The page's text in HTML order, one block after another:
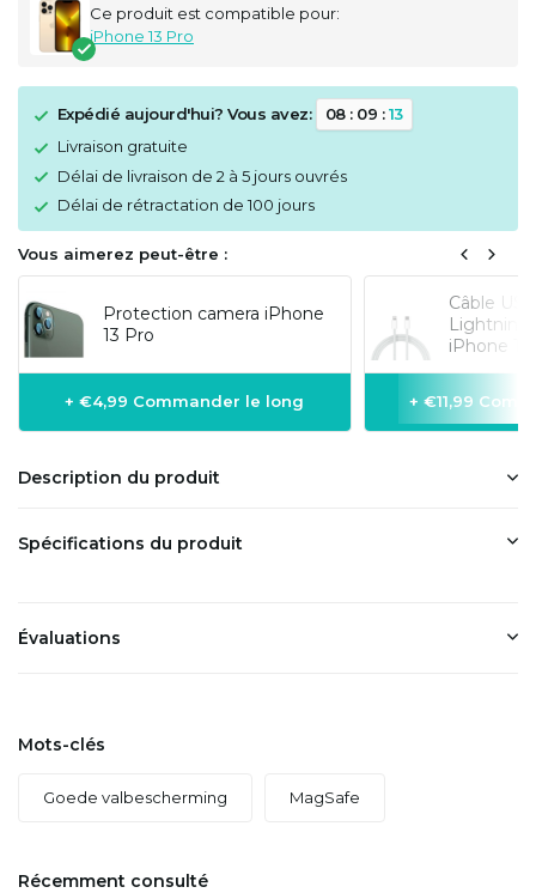
Ce produit est compatible pour:
iPhone 13 Pro
Expédié aujourd'hui? Vous avez: 08: 09 :13
Livraison gratuite
Délai de livraison de 2 à 5 jours ouvrés
Délai de rétractation de 100 jours
Vous aimerez peut-être :
Protection camera iPhone
13 Pro
+ €4,99 Commander le long
Câble
Lightning
iPhone 1
+ €11,99
Description du produit
Spécifications du produit
Évaluations
Mots-clés
Goede valbescherming MagSafe
Récemment consulté